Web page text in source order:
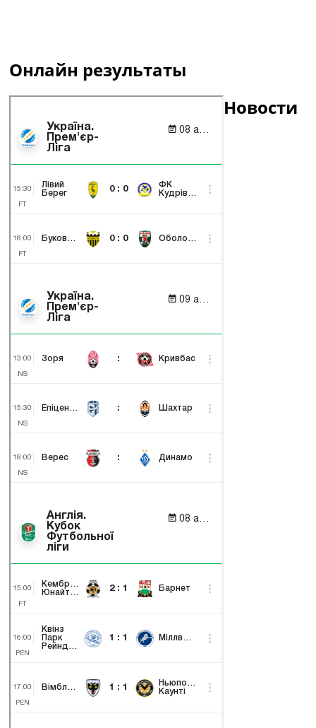
Онлайн результаты
Новости